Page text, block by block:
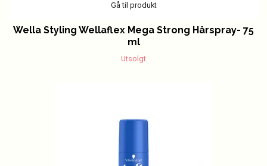
Gå til produkt
Wella Styling Wellaflex Mega Strong Hårspray- 75
ml
Utsolgt